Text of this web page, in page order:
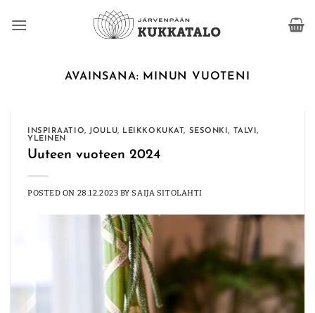
AVAINSANA: MINUN VUOTENI
INSPIRAATIO, JOULU, LEIKKOKUKAT, SESONKI, TALVI,
YLEINEN
Uuteen vuoteen 2024
POSTED ON 28.12.2023 BYSAIJA SITOLAHTI